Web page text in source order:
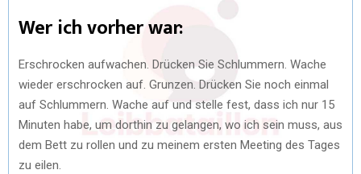
Wer ich vorher war:
Erschrocken aufwachen. Drücken Sie Schlummern. Wache
wieder erschrocken auf. Grunzen. Drücken Sie noch einmal
auf Schlummern. Wache auf und stelle fest, dass ich nur 15
Minuten habe, um dorthin zu gelangen, wo ich sein muss, aus
dem Bett zu rollen und zu meinem ersten Meeting des Tages
zu eilen.